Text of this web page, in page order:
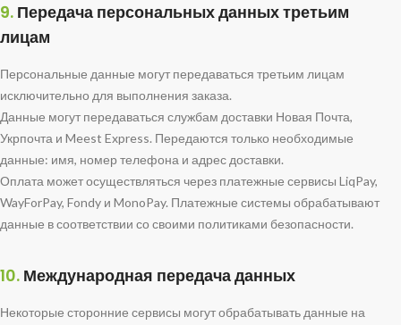
9. Передача персональных данных третьим
лицам
Персональные данные могут передаваться третьим лицам
исключительно для выполнения заказа.
Данные могут передаваться службам доставки Новая Почта,
Укрпочта и Meest Express. Передаются только необходимые
данные: имя, номер телефона и адрес доставки.
Оплата может осуществляться через платежные сервисы LiqPay,
WayForPay, Fondy и MonoPay. Платежные системы обрабатывают
данные в соответствии со своими политиками безопасности.
10. Международная передача данных
Некоторые сторонние сервисы могут обрабатывать данные на